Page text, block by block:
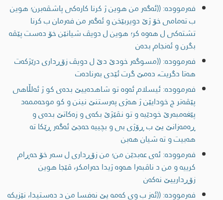
فەرموودە: ((ئه‌گه‌ر من هوین ژ كرنا كاره‌كی پاشڤه‌برن؛ هوین
ب ته‌مامی خۆ ژێ دویربێخن و ئه‌گه‌ر من فه‌رمان ب كرنا
تشته‌كی ل هه‌وه‌ كر؛ هوین ل دویڤ شیانێن خۆ ده‌ست پێڤه‌
بگرن و ئه‌نجام بده‌ن
فەرموودە: ((مسوگه‌ر خودێ دێ ل دویڤ زۆڕداری درێژكه‌ت
هه‌تا دگریت، ده‌مێ گرت ئێدی به‌رناده‌ت
فەرموودە: ئیسلام ئه‌وه‌ تو شاهده‌ییێ بده‌ی كو ژ ئه‌لڵاهی
پێڤه‌تر چ خودایێن ژ هه‌ژی په‌رستنێ نینن و كو موحه‌ممه‌د
پێغه‌مبه‌رێ خودێیه‌ و تو نڤێژێ بكه‌ی و زه‌كاتێ بده‌ی و
ڕه‌مه‌زانێ یێ ب ڕۆژی بی و بچییه‌ حه‌جێ ئه‌گه‌ر ڕێكا ته‌
هه‌بیت و ته‌ شیان هه‌بن
فەرموودە: ئه‌ی عه‌بدێن من؛ من زۆڕداری ل سه‌ر خۆ حه‌ڕام
كرییه‌ و من د ناڤبه‌را هه‌وه‌ ژیدا حه‌رامكر، ڤێجا هوین
زۆڕدارییێ نه‌كه‌ن
فەرموودە: ((ئه‌ز ب وی كه‌مه‌ یێ نه‌فسا من د ده‌ستیدا، نێزیكه‌